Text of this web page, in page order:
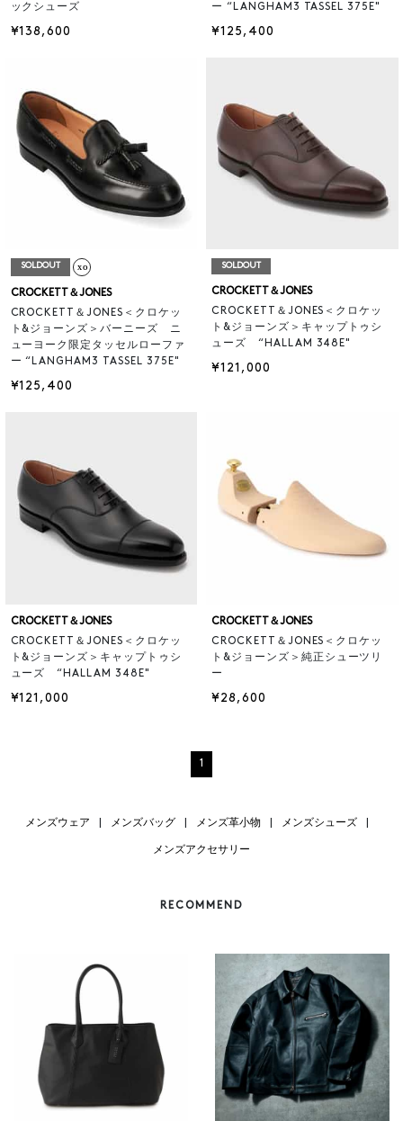
ックシューズ
¥138,600
ー “LANGHAM3 TASSEL 375E"
¥125,400
SOLDOUT
CROCKETT＆JONES
CROCKETT＆JONES＜クロケッ
ト&ジョーンズ＞バーニーズ ニ
ューヨーク限定タッセルローファ
ー “LANGHAM3 TASSEL 375E"
¥125,400
SOLDOUT
CROCKETT＆JONES
CROCKETT＆JONES＜クロケッ
ト&ジョーンズ＞キャップトゥシ
ューズ “HALLAM 348E"
¥121,000
CROCKETT＆JONES
CROCKETT＆JONES＜クロケッ
ト&ジョーンズ＞キャップトゥシ
ューズ “HALLAM 348E"
¥121,000
CROCKETT＆JONES
CROCKETT＆JONES＜クロケッ
ト&ジョーンズ＞純正シューツリ
ー
¥28,600
1
メンズウェア メンズバッグ メンズ革小物 メンズシューズ
メンズアクセサリー
RECOMMEND